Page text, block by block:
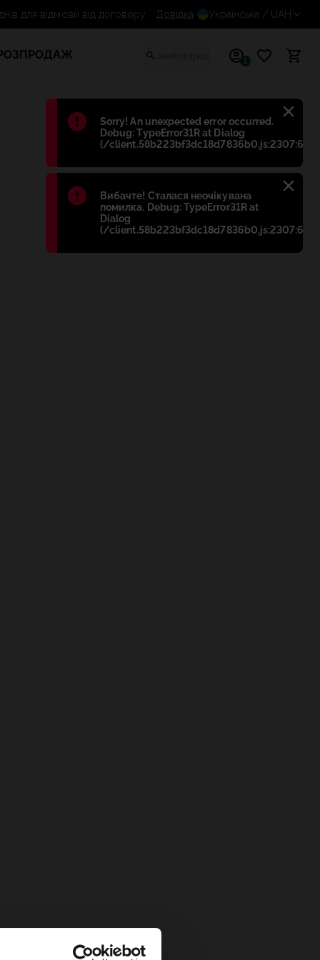
Błąd:
Sorry! An unexpected error occurred.
Debug: TypeError31R at Dialog
(/client.58b223bf3dc18d7836b0.js:2307:698)
Błąd:
Вибачте! Сталася неочікувана
помилка. Debug: TypeError31R at
Dialog
(/client.58b223bf3dc18d7836b0.js:2307:698)
14 днів для відмови від договору
Довідка Українська / UAH
1